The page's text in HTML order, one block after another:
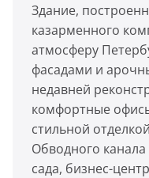
Здание,
казарменного
атмосферу
фасадами и
недавней
комфортные
стильной
Обводного
сада, бизнес-